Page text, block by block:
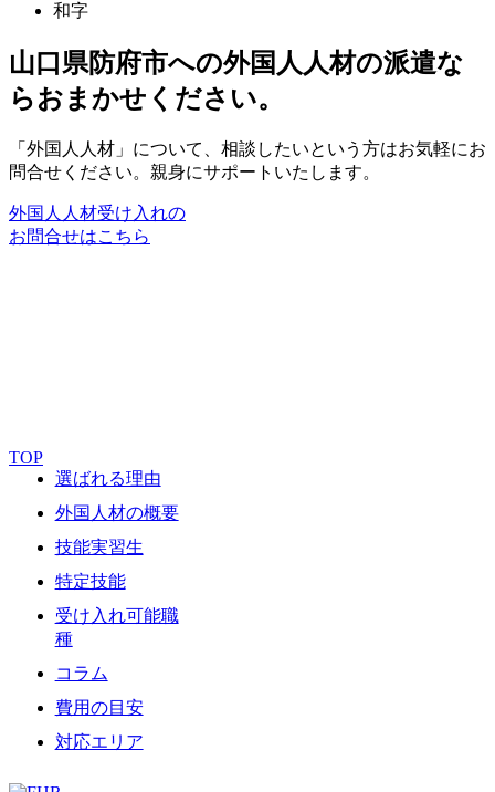
和字
山口県防府市への外国人人材の派遣な
らおまかせください。
「外国人人材」について、相談したいという方はお気軽にお
問合せください。親身にサポートいたします。
外国人人材受け入れの
お問合せはこちら
TOP
選ばれる理由
外国人材の概要
技能実習生
特定技能
受け入れ可能職
種
コラム
費用の目安
対応エリア